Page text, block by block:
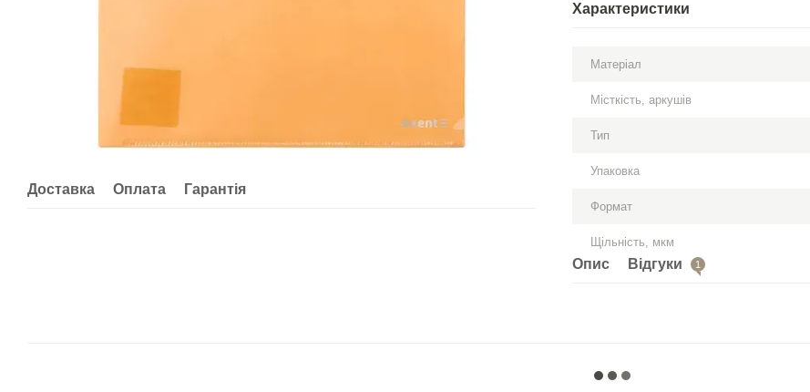
Доставка Оплата Гарантія
Характеристики
Матеріал
Місткість, аркушів
Тип
Упаковка
Формат
Щільність, мкм
Опис Відгуки 1